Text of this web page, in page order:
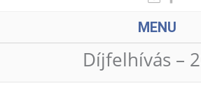
MENU
Díjfelhívás –